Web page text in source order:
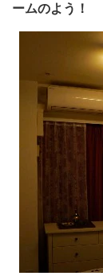
ームのよう！